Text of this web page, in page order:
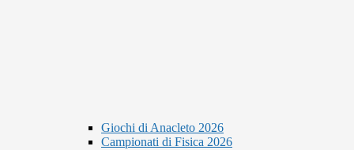
Giochi di Anacleto 2026
Campionati di Fisica 2026